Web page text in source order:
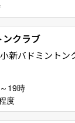
クラブ
小新バドミントン
19時
度